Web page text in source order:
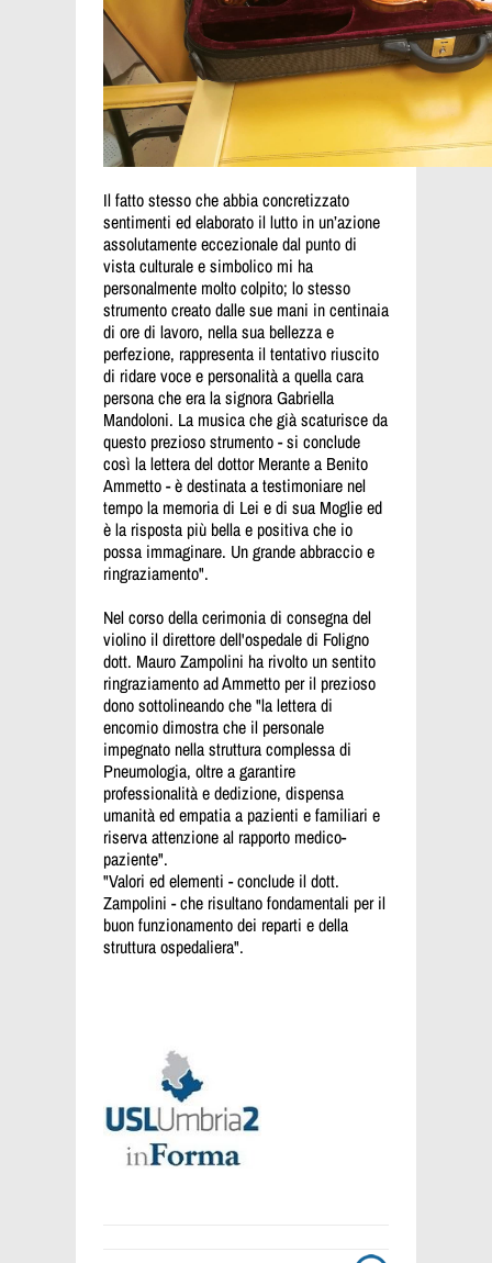
Il fatto stesso che abbia concretizzato
sentimenti ed elaborato il lutto in un’azione
assolutamente eccezionale dal punto di
vista culturale e simbolico mi ha
personalmente molto colpito; lo stesso
strumento creato dalle sue mani in centinaia
di ore di lavoro, nella sua bellezza e
perfezione, rappresenta il tentativo riuscito
di ridare voce e personalità a quella cara
persona che era la signora Gabriella
Mandoloni. La musica che già scaturisce da
questo prezioso strumento - si conclude
così la lettera del dottor Merante a Benito
Ammetto - è destinata a testimoniare nel
tempo la memoria di Lei e di sua Moglie ed
è la risposta più bella e positiva che io
possa immaginare. Un grande abbraccio e
ringraziamento".
Nel corso della cerimonia di consegna del
violino il direttore dell'ospedale di Foligno
dott. Mauro Zampolini ha rivolto un sentito
ringraziamento ad Ammetto per il prezioso
dono sottolineando che "la lettera di
encomio dimostra che il personale
impegnato nella struttura complessa di
Pneumologia, oltre a garantire
professionalità e dedizione, dispensa
umanità ed empatia a pazienti e familiari e
riserva attenzione al rapporto medico-
paziente".
"Valori ed elementi - conclude il dott.
Zampolini - che risultanofondamentali per il
buon funzionamento dei reparti e della
struttura ospedaliera".